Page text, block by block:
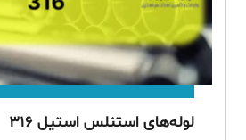
لوله‌های استنلس استیل ۳۱۶